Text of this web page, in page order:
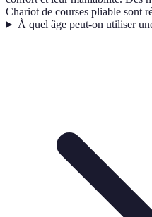
Chariot de courses pliable sont
À quel âge peut-on utiliser